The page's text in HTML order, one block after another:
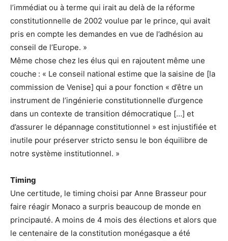
l’immédiat ou à terme qui irait au delà de la réforme
constitutionnelle de 2002 voulue par le prince, qui avait
pris en compte les demandes en vue de l’adhésion au
conseil de l’Europe. »
Même chose chez les élus qui en rajoutent même une
couche : « Le conseil national estime que la saisine de [la
commission de Venise] qui a pour fonction « d’être un
instrument de l’ingénierie constitutionnelle d’urgence
dans un contexte de transition démocratique […] et
d’assurer le dépannage constitutionnel » est injustifiée et
inutile pour préserver stricto sensu le bon équilibre de
notre système institutionnel. »
Timing
Une certitude, le timing choisi par Anne Brasseur pour
faire réagir Monaco a surpris beaucoup de monde en
principauté. A moins de 4 mois des élections et alors que
le centenaire de la constitution monégasque a été